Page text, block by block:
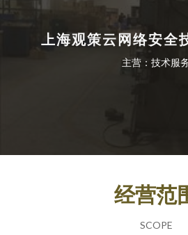
上海观策云网络安全
主营：技术服
经营范
SCOPE